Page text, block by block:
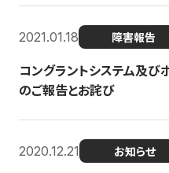
2021.01.18 障害報告
コングラントシステム及
のご報告とお詫び
2020.12.21 お知らせ